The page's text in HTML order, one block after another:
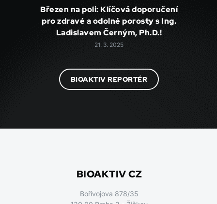
Březen na poli: Klíčová doporučení
pro zdravé a odolné porosty s Ing.
Ladislavem Černým, Ph.D.!
21. 3. 2025
BIOAKTIV REPORTÉR
BIOAKTIV CZ
Bořivojova 878/35